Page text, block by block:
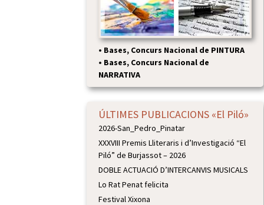
• Bases, Concurs Nacional de PINTURA
• Bases, Concurs Nacional de
NARRATIVA
ÚLTIMES PUBLICACIONS «El Piló»
2026-San_Pedro_Pinatar
XXXVIII Premis Lliteraris i d’Investigació “El
Piló” de Burjassot – 2026
DOBLE ACTUACIÓ D’INTERCANVIS MUSICALS
Lo Rat Penat felicita
Festival Xixona